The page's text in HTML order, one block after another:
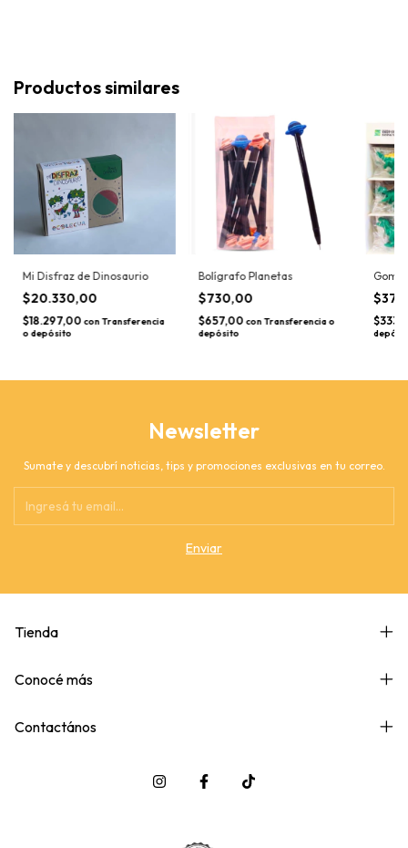
Productos similares
Mi Disfraz de Dinosaurio
$20.330,00
$18.297,00 con Transferencia
o depósito
Bolígrafo Planetas
$730,00
$657,00 conTransferencia o
depósito
Goma
Newsletter
Sumate y descubrí noticias, tips y promociones exclusivas en tu correo.
Tienda
Conocé más
Contactános